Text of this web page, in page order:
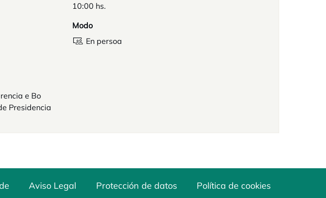
10:00 hs.
Modo
En persoa
e Bo
Presidencia
Aviso Legal Protección de datos Política de cookies